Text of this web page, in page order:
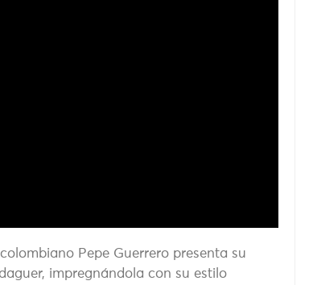
Pepe Guerrero presenta su
impregnándola con su estilo